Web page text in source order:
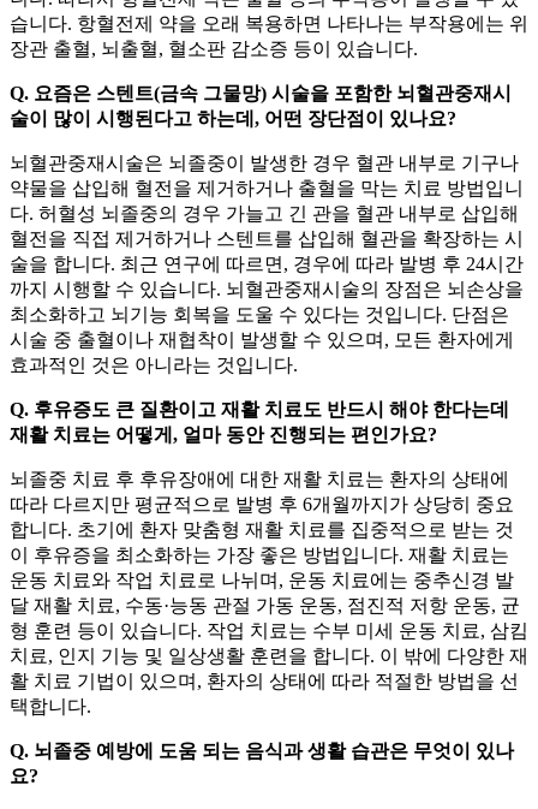
습니다. 항혈전제 약을 오래 복용하면 나타나는 부작용에는 위
장관 출혈, 뇌출혈, 혈소판 감소증 등이 있습니다.
Q. 요즘은 스텐트(금속 그물망) 시술을 포함한 뇌혈관중재시
술이 많이 시행된다고 하는데, 어떤 장단점이 있나요?
뇌혈관중재시술은 뇌졸중이 발생한 경우 혈관 내부로 기구나
약물을 삽입해 혈전을 제거하거나 출혈을 막는 치료 방법입니
다. 허혈성 뇌졸중의 경우 가늘고 긴 관을 혈관 내부로 삽입해
혈전을 직접 제거하거나 스텐트를 삽입해 혈관을 확장하는 시
술을 합니다. 최근 연구에 따르면, 경우에 따라 발병 후 24시간
까지 시행할 수 있습니다. 뇌혈관중재시술의 장점은 뇌손상을
최소화하고 뇌기능 회복을 도울 수 있다는 것입니다. 단점은
시술 중 출혈이나 재협착이 발생할 수 있으며, 모든 환자에게
효과적인 것은 아니라는 것입니다.
Q. 후유증도 큰 질환이고 재활 치료도 반드시 해야 한다는데
재활 치료는 어떻게, 얼마 동안 진행되는 편인가요?
뇌졸중 치료 후 후유장애에 대한 재활 치료는 환자의 상태에
따라 다르지만 평균적으로 발병 후 6개월까지가 상당히 중요
합니다. 초기에 환자 맞춤형 재활 치료를 집중적으로 받는 것
이 후유증을 최소화하는 가장 좋은 방법입니다. 재활 치료는
운동 치료와 작업 치료로 나뉘며, 운동 치료에는 중추신경 발
달 재활 치료, 수동·능동 관절 가동 운동, 점진적 저항 운동, 균
형 훈련 등이 있습니다. 작업 치료는 수부 미세 운동 치료, 삼킴
치료, 인지 기능 및 일상생활 훈련을 합니다. 이 밖에 다양한 재
활 치료 기법이 있으며, 환자의 상태에 따라 적절한 방법을 선
택합니다.
Q. 뇌졸중 예방에 도움 되는 음식과 생활 습관은 무엇이 있나
요?